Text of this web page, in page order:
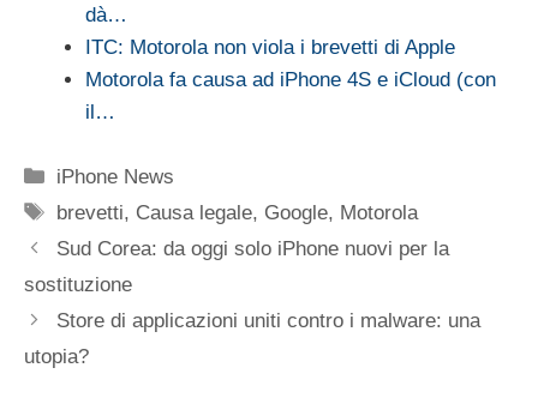
dà…
ITC: Motorola non viola i brevetti di Apple
Motorola fa causa ad iPhone 4S e iCloud (con
il…
Categorie
iPhone News
Tag
brevetti, Causa legale, Google, Motorola
Sud Corea: da oggi solo iPhone nuovi per la
sostituzione
Store di applicazioni uniti contro i malware: una
utopia?